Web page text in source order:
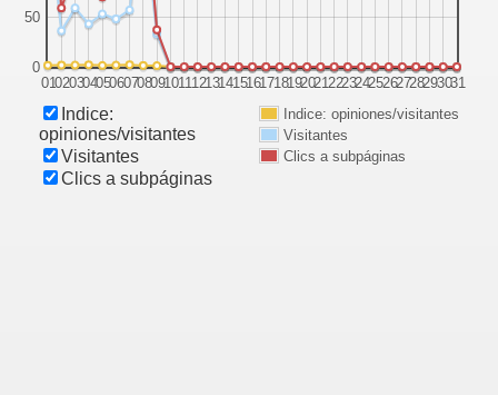
01020304050607080910111213141516171819202122232425262728293031
0
50
Indice: opiniones/visitantes
Visitantes
Clics a subpáginas
Indice:
opiniones/visitantes
Visitantes
Clics a subpáginas